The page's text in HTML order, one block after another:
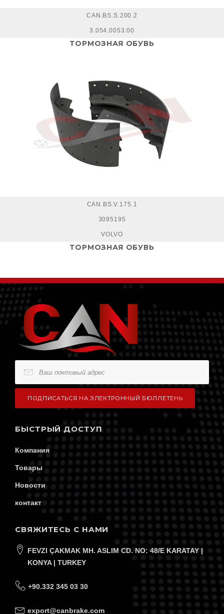
CAN.BS.S.200.2
3.054.0053.00
ТОРМОЗНАЯ ОБУВЬ
CAN.BS.V.175.1
3095195
VOLVO
ТОРМОЗНАЯ ОБУВЬ
БЫСТРЫЙ ДОСТУП
Компания
Товары
Новости
контакт
СВЯЖИТЕСЬ С НАМИ
FEVZI ÇAKMAK MH. ASLIM CD. NO: 48/E KARATAY |
KONYA | TURKEY
+90.332 345 03 30
export@canbrake.com